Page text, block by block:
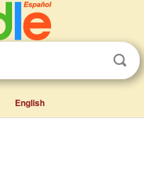
English